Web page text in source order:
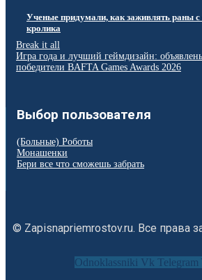
Ученые придумали, как заживлять раны
кролика
Break it all
Игра года и лучший геймдизайн:
победители BAFTA Games Awards 2026
Выбор пользователя
(Больные) Роботы
Монашенки
Бери все что сможешь забрать
© Zapisnapriemrostov.ru. Все права
Odnoklassniki Vk Telegram